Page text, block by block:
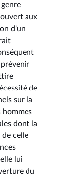
aux
d'un
de
sur la
hommes
dont la
de celle
lui
du